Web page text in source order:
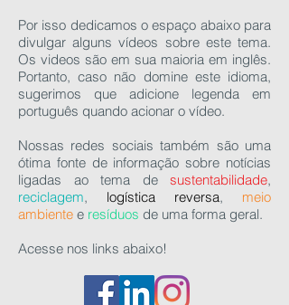
Por isso dedicamos o espaço abaixo para
divulgar alguns vídeos sobre este tema.
Os videos são em sua maioria em inglês.
Portanto, caso não domine este idioma,
sugerimos que adicione legenda em
português quando acionar o vídeo.
Nossas redes sociais também são uma
ótima fonte de informação sobre notícias
ligadas ao tema de sustentabilidade,
reciclagem, logística reversa, meio
ambiente e resíduos de uma forma geral.
Acesse nos links abaixo!